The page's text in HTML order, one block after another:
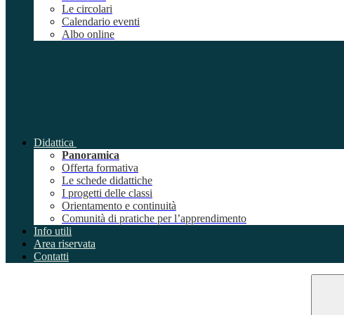
Le circolari
Calendario eventi
Albo online
Didattica
Panoramica
Offerta formativa
Le schede didattiche
I progetti delle classi
Orientamento e continuità
Comunità di pratiche per l’apprendimento
Info utili
Area riservata
Contatti